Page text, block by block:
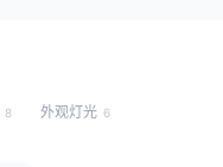
8 外观灯光 6